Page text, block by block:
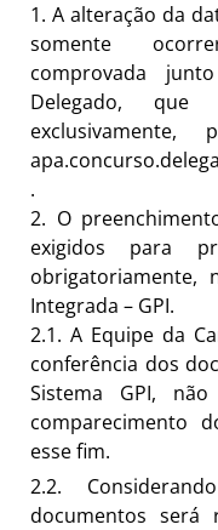
1.A alteração da
somente
comprovada
Delegado, que
.
2. O
exigidos para
obrigatoriamente,
Integrada– GPI.
2.1. A Equipe da
conferência dos
Sistema GPI,
comparecimento
esse fim.
2.2.
documentos será